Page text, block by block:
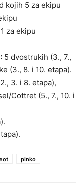
kojih 5 za ekipu
za ekipu
5 dvostrukih (3., 7.,
(3., 8. i 10. etapa).
3. i 8. etapa),
Cottret (5., 7., 10. i
pinko